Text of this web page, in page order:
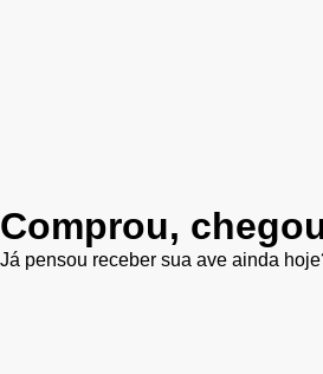
Comprou,
Já pensou receber sua ave ainda